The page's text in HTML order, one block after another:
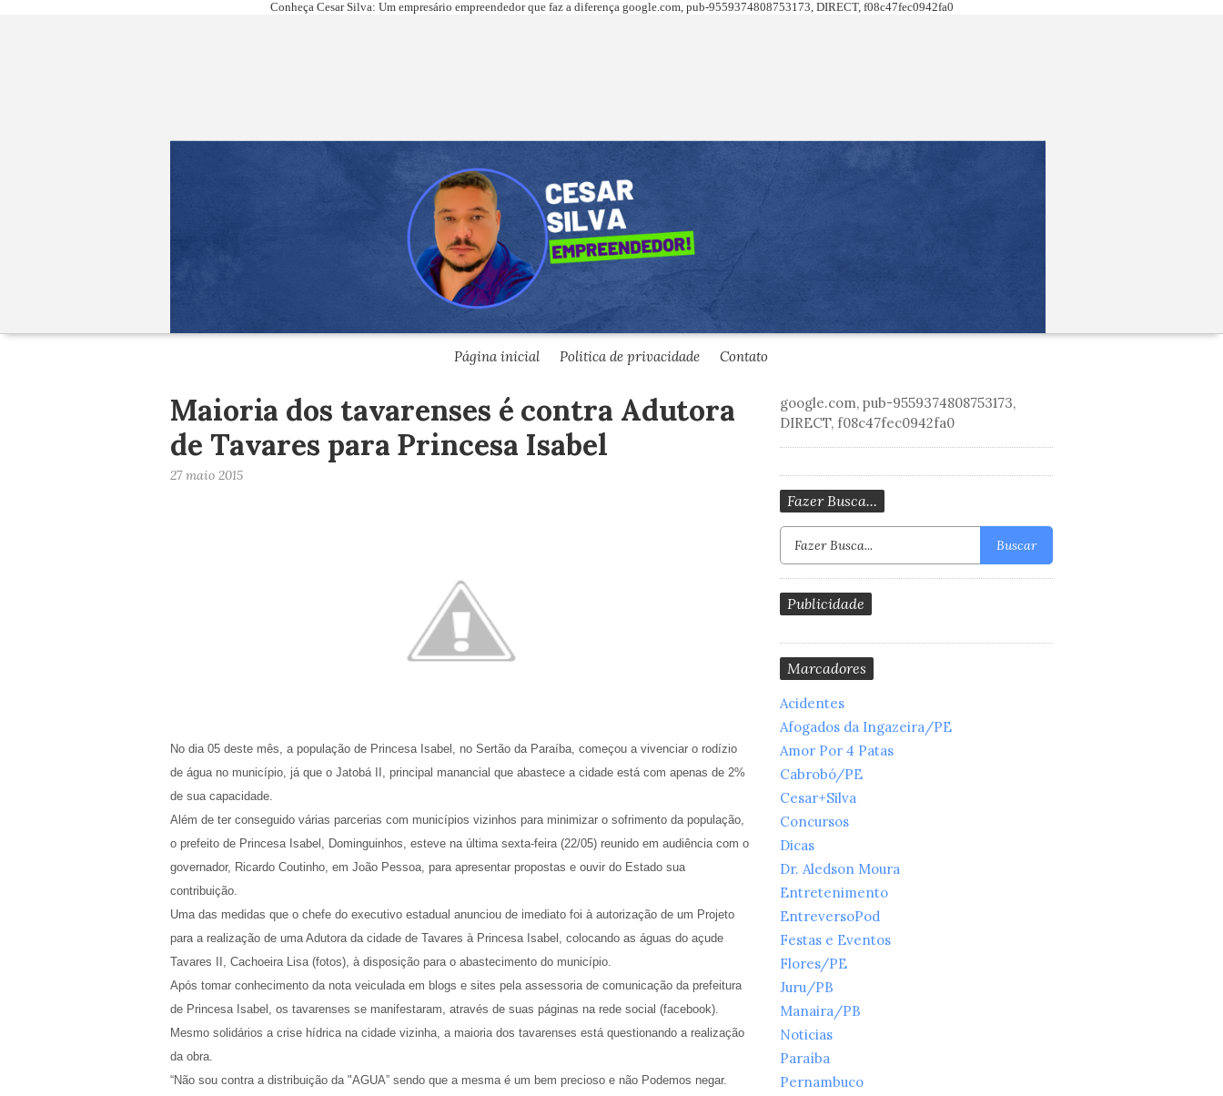
Conheça Cesar Silva: Um empresário empreendedor que faz a diferença google.com, pub-9559374808753173, DIRECT, f08c47fec0942fa0
Página inicial Politica de privacidade Contato
Maioria dos tavarenses é contra Adutora
de Tavares para Princesa Isabel
27 maio 2015
No dia 05 deste mês, a população de Princesa Isabel, no Sertão da Paraíba, começou a vivenciar o rodízio
de água no município, já que o Jatobá II, principal manancial que abastece a cidade está com apenas de 2%
de sua capacidade.
Além de ter conseguido várias parcerias com municípios vizinhos para minimizar o sofrimento da população,
o prefeito de Princesa Isabel, Dominguinhos, esteve na última sexta-feira (22/05) reunido em audiência com o
governador, Ricardo Coutinho, em João Pessoa, para apresentar propostas e ouvir do Estado sua
contribuição.
Uma das medidas que o chefe do executivo estadual anunciou de imediato foi à autorização de um Projeto
para a realização de uma Adutora da cidade de Tavares à Princesa Isabel, colocando as águas do açude
Tavares II, Cachoeira Lisa (fotos), à disposição para o abastecimento do município.
Após tomar conhecimento da nota veiculada em blogs e sites pela assessoria de comunicação da prefeitura
de Princesa Isabel, os tavarenses se manifestaram, através de suas páginas na rede social (facebook).
Mesmo solidários a crise hídrica na cidade vizinha, a maioria dos tavarenses está questionando a realização
da obra.
“Não sou contra a distribuição da "AGUA” sendo que a mesma é um bem precioso e não Podemos negar.
google.com, pub-9559374808753173,
DIRECT, f08c47fec0942fa0
Fazer Busca...
Buscar
Publicidade
Marcadores
Acidentes
Afogados da Ingazeira/PE
Amor Por 4 Patas
Cabrobó/PE
Cesar+Silva
Concursos
Dicas
Dr. Aledson Moura
Entretenimento
EntreversoPod
Festas e Eventos
Flores/PE
Juru/PB
Manaira/PB
Noticias
Paraíba
Pernambuco